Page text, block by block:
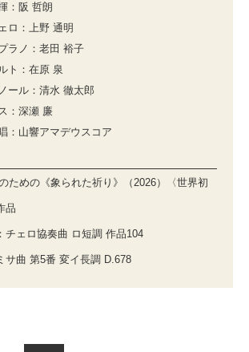
：阪 哲朗
ロ：上野 通明
ラノ：老田 裕子
ト：在原 泉
ール：清水 徹太郎
：深瀬 廉
：山響アマデウスコア
ための《象られた祈り》（2026）〈世界初
品
チェロ協奏曲 ロ短調 作品104
サ曲 第5番 変イ長調 D.678